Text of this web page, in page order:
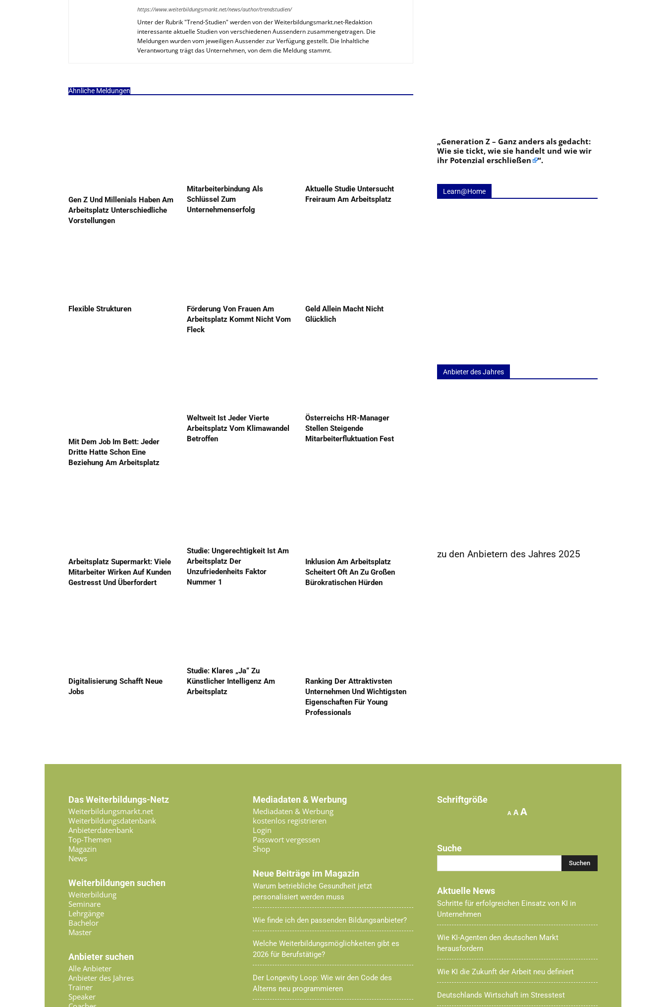
https://www.weiterbildungsmarkt.net/news/author/trendstudien/
Unter der Rubrik "Trend-Studien" werden von der Weiterbildungsmarkt.net-Redaktion
interessante aktuelle Studien von verschiedenen Aussendern zusammengetragen. Die
Meldungen wurden vom jeweiligen Aussender zur Verfügung gestellt. Die Inhaltliche
Verantwortung trägt das Unternehmen, von dem die Meldung stammt.
Ähnliche Meldungen
Gen Z Und Millenials Haben Am
Arbeitsplatz Unterschiedliche
Vorstellungen
Mitarbeiterbindung Als
Schlüssel Zum
Unternehmenserfolg
Aktuelle Studie Untersucht
Freiraum Am Arbeitsplatz
Flexible Strukturen
Förderung Von Frauen Am
Arbeitsplatz Kommt Nicht Vom
Fleck
Geld Allein Macht Nicht
Glücklich
Mit Dem Job Im Bett: Jeder
Dritte Hatte Schon Eine
Beziehung Am Arbeitsplatz
Weltweit Ist Jeder Vierte
Arbeitsplatz Vom Klimawandel
Betroffen
Österreichs HR-Manager
Stellen Steigende
Mitarbeiterfluktuation Fest
Arbeitsplatz Supermarkt: Viele
Mitarbeiter Wirken Auf Kunden
Gestresst Und Überfordert
Studie: Ungerechtigkeit Ist Am
Arbeitsplatz Der
Unzufriedenheits Faktor
Nummer 1
Inklusion Am Arbeitsplatz
Scheitert Oft An Zu Großen
Bürokratischen Hürden
Digitalisierung Schafft Neue
Jobs
Studie: Klares „Ja“ Zu
Künstlicher Intelligenz Am
Arbeitsplatz
Ranking Der Attraktivsten
Unternehmen Und Wichtigsten
Eigenschaften Für Young
Professionals
„Generation Z – Ganz anders als gedacht:
Wie sie tickt, wie sie handelt und wie wir
ihr Potenzial erschließen
“.
Learn@Home
Anbieter des Jahres
zu den Anbietern des Jahres 2025
Das Weiterbildungs-Netz
Weiterbildungsmarkt.net
Weiterbildungsdatenbank
Anbieterdatenbank
Top-Themen
Magazin
News
Weiterbildungen suchen
Weiterbildung
Seminare
Lehrgänge
Bachelor
Master
Anbieter suchen
Alle Anbieter
Anbieter des Jahres
Trainer
Speaker
Mediadaten & Werbung
Mediadaten & Werbung
kostenlos registrieren
Login
Passwort vergessen
Shop
Neue Beiträge im Magazin
Warum betriebliche Gesundheit jetzt
personalisiert werden muss
Wie finde ich den passenden Bildungsanbieter?
Welche Weiterbildungsmöglichkeiten gibt es
2026 für Berufstätige?
Der Longevity Loop: Wie wir den Code des
Alterns neu programmieren
Schriftgröße
A Decrease
A Reset
AIncrease
Suche
Aktuelle News
Schritte für erfolgreichen Einsatz von KI in
Unternehmen
Wie KI-Agenten den deutschen Markt
herausfordern
Wie KI die Zukunft der Arbeit neu definiert
Deutschlands Wirtschaft im Stresstest